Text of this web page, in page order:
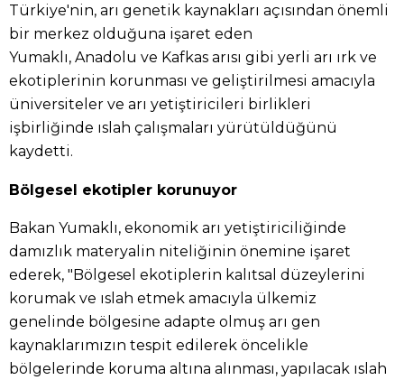
Türkiye'nin, arı genetik kaynakları açısından önemli
bir merkez olduğuna işaret eden
Yumaklı, Anadolu ve Kafkas arısı gibi yerli arı ırk ve
ekotiplerinin korunması ve geliştirilmesi amacıyla
üniversiteler ve arı yetiştiricileri birlikleri
işbirliğinde ıslah çalışmaları yürütüldüğünü
kaydetti.
Bölgesel ekotipler korunuyor
Bakan Yumaklı, ekonomik arı yetiştiriciliğinde
damızlık materyalin niteliğinin önemine işaret
ederek, "Bölgesel ekotiplerin kalıtsal düzeylerini
korumak ve ıslah etmek amacıyla ülkemiz
genelinde bölgesine adapte olmuş arı gen
kaynaklarımızın tespit edilerek öncelikle
bölgelerinde koruma altına alınması, yapılacak ıslah